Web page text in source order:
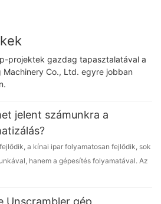
projektek gazdag tapasztalatával a
Machinery Co., Ltd. egyre jobban
jelent számunkra a
a kínai ipar folyamatosan fejlődik, sok
hanem a gépesítés folyamatával. Az
számos technológiai vállalat
Unscrambler gép